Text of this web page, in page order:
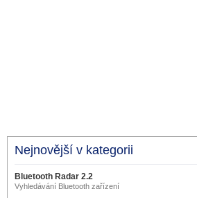
Nejnovější v kategorii
Bluetooth Radar 2.2
Vyhledávání Bluetooth zařízení